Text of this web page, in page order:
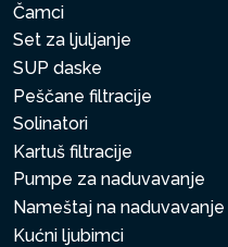
Čamci
Set za ljuljanje
SUP daske
Peščane filtracije
Solinatori
Kartuš filtracije
Pumpe za naduvavanje
Nameštaj na naduvavanje
Kućni ljubimci